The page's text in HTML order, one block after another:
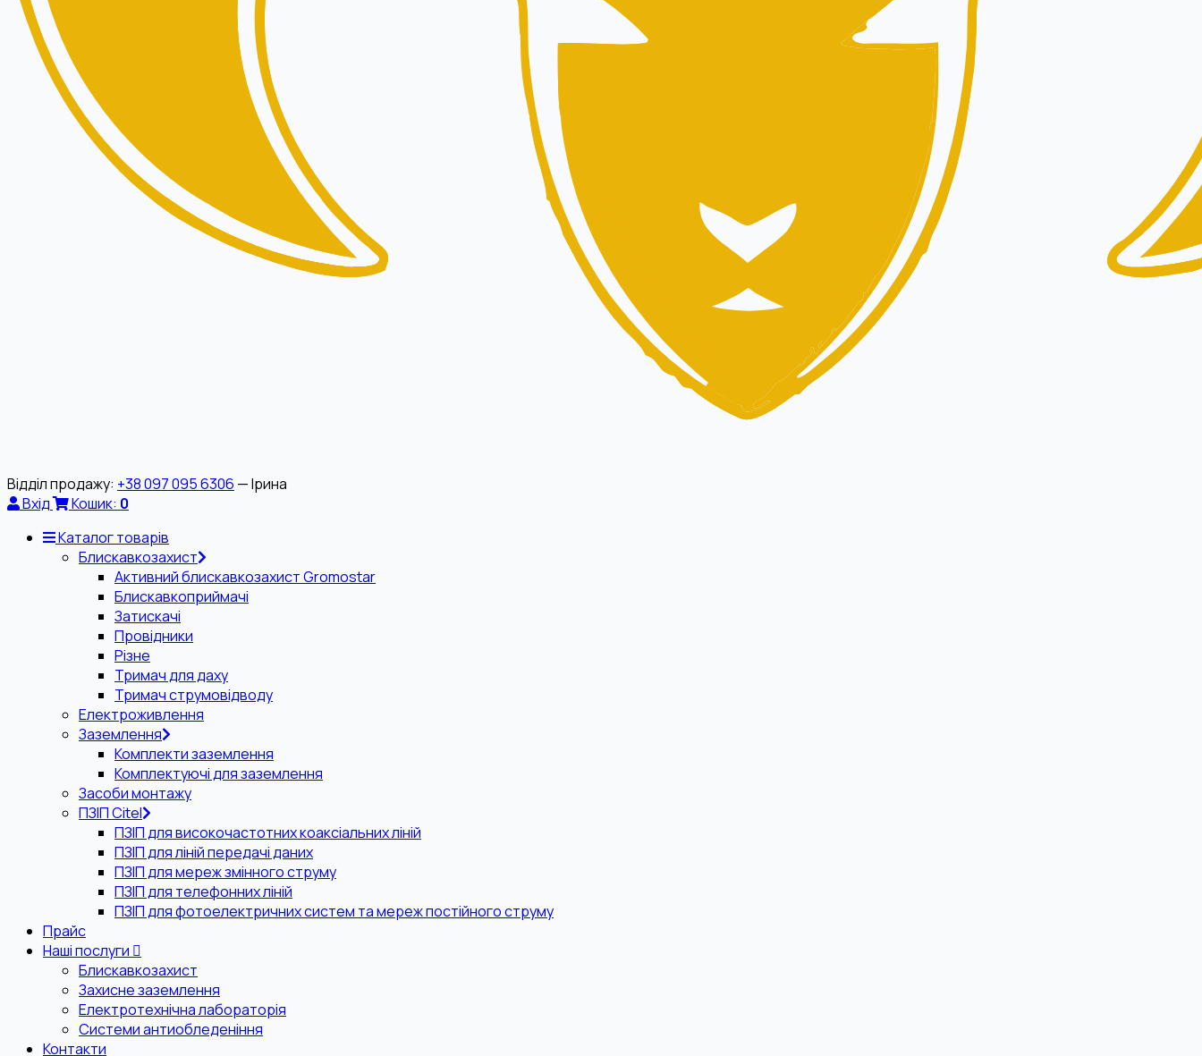
Відділ продажу: +38 097 095 6306 — Ірина
Вхід
Кошик: 0
Каталог товарів
Блискавкозахист
Активний блискавкозахист Gromostar
Блискавкоприймачі
Затискачі
Провідники
Різне
Тримач для даху
Тримач струмовідводу
Електроживлення
Заземлення
Комплекти заземлення
Комплектуючі для заземлення
Засоби монтажу
ПЗІП Citel
ПЗІП для високочастотних коаксіальних ліній
ПЗІП для ліній передачі даних
ПЗІП для мереж змінного струму
ПЗІП для телефонних ліній
ПЗІП для фотоелектричних систем та мереж постійного струму
Прайс
Наші послуги
Блискавкозахист
Захисне заземлення
Електротехнічна лабораторія
Системи антиобледеніння
Контакти